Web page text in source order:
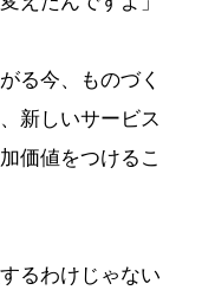
る今、ものづく
新しいサービス
価値をつけるこ
るわけじゃない